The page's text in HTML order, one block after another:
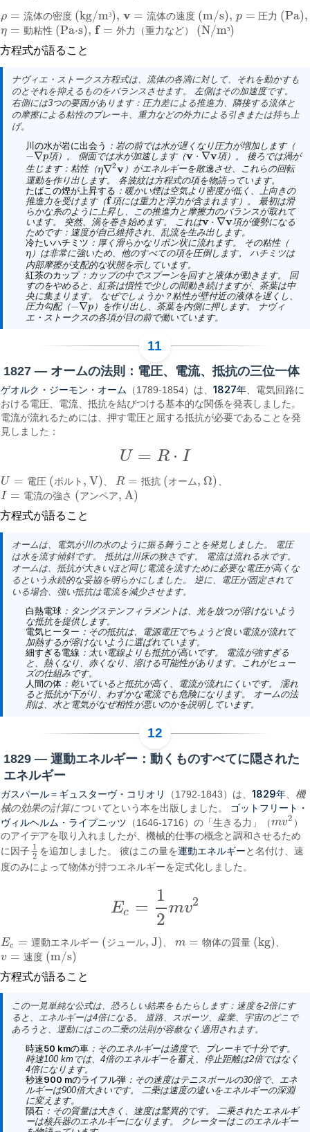
ρ = 流体の密度 (kg/m³),
ρ=流体の密度 (kg/m³), v = 流体の速度 (m/s),
v= 流体の速度 (m/s), p = 圧力 (Pa),
p=圧力 (Pa),
η = 動粘性 (Pa⋅s),
η=動粘性 (Pa·s), f = 外力 （重力など） (N/m³)
f= 外力（重力など） (N/m³)
方程式が語ること
ナヴィエ・ストークス方程式は、流体の各滴に対して、それを動かすも
のとそれを抑えるものをバランスさせます。 左側はその加速度です。
右側には3つの要因があります：圧力差による推進力、隣接する流体と
の摩擦による粘性のブレーキ、重力などの外力による引きまたは持ち上
げ。
川の水が岩に出会う ：岩の前では水が遅くなり圧力が増加します（
−∇p
−∇p 項）。 側面では水が加速します（v ⋅ ∇v
v⋅ ∇ v
項）。 後ろでは渦が
生じます：粘性（η∇2v
η∇2v
）がエネルギーを散逸させ、これらの回転
運動を作り出します。 各波紋は方程式の項を物語っています。
たばこの煙が上昇する ：暖かい煙は空気より密度が低く、上向きの
推進力を受けます（f
f 項には重力と浮力が含まれます）。 最初は滑
らかな糸のように上昇し、この推進力と摩擦力のバランスが取れて
います。 突然、渦を巻き始めます。 これはv ⋅ ∇v
v⋅ ∇ v
項が優勢になる
ためです：速度が自己維持され、乱流を生み出します。
冷たいハチミツ ：厚く滑らかなリボン状に流れます。 その粘性（
η
η ）は非常に強いため、他のすべての項を圧倒します。 ハチミツは
内部摩擦が支配的な状態を示しています。
紅茶のカップ：カップの中でスプーンを回すと液体が動きます。 回
すのをやめると、紅茶は慣性で少しの間動き続けますが、茶葉は中
央に集まります。 なぜでしょうか？粘性が壁付近の液体を遅くし、
圧力勾配（−∇p
−∇p
）を作り出し、茶葉を内側に押します。 ナヴィ
エ・ストークスの各項が目の前で働いています。
1827 — オームの法則：電圧、電流、抵抗の三位一体
ゲオルク・ジーモン・オーム （1789-1854）は、1827年、電気回路に
おける電圧、電流、抵抗を結びつける基本的な関係を発表しました。
電流が流れるためには、押す電圧と屈する抵抗が必要であることを発
見しました：
U = R ⋅ I
U= R⋅I
U = 電圧(ボルト , V)
U= 電圧 (ボルト, V) 、R = 抵抗(オーム, Ω)
R= 抵抗 (オーム, Ω) 、
I = 電流の強さ (アンペア, A)
I= 電流の強さ (アンペア, A)
方程式が語ること
オームは、電気が川の水のように振る舞うことを発見しました。 電圧
は水を流す傾斜です。 抵抗は川床の狭さです。 電流は流れる水です。
オームは、抵抗が大きいほど同じ電流を流すために必要な電圧が高くな
るという永続的な妥協を明らかにしました。 逆に、電圧が固定されて
いる場合、強い抵抗は電流を減少させます。
白熱電球：タングステンフィラメントは、光を放つが溶けないよう
な抵抗を提供します。
電気ヒーター ：その抵抗は、電源電圧でちょうど良い電流が流れて
加熱するが溶けないように選ばれています。
細すぎる電線 ：太い電線よりも抵抗が高いです。 電流が強すぎる
と、熱くなり、赤くなり、溶ける可能性があります。これがヒュー
ズの仕組みです。
人間の体：乾いていると抵抗が高く、電流が流れにくいです。 濡れ
ると抵抗が下がり、わずかな電流でも危険になります。 オームの法
則は、水と電気がなぜ相性が悪いのかを説明しています。
1829 — 運動エネルギー：動くものすべてに隠された
エネルギー
ガスパール＝ギュスターヴ・コリオリ （1792-1843）は、1829年
機
械の効果の計算についてという本を出版しました。 ゴットフリート・
ヴィルヘルム・ライプニッツ （1646-1716）の「生きる力」（mv2
mv2 ）
のアイデアを取り入れましたが、機械的仕事の概念と調和させるため
に因子 1
2
12を追加しました。 彼はこの量を運動エネルギーと名付け、速
度のみによって物体が持つエネルギーを定式化しました。
Ec =
1
2
mv2
Ec= 2mv2
Ec = 運動エネルギー (ジ ュ ール, J)
Ec= 運動エネルギー (ジュール, J) 、m = 物体の質量(kg)
m= 物体の質量 (kg)
v = 速度 (m/s)
v=速度 (m/s)
方程式が語ること
この一見単純な公式は、恐ろしい結果をもたらします： 速度を2倍にす
ると、エネルギーは4倍になる。 道路、スポーツ、産業、宇宙のどこで
あろうと、運動にはこの二乗の法則が容赦なく適用されます。
時速50 kmの車：そのエネルギーは適度で、ブレーキで十分です。
時速100 kmでは、4倍のエネルギーを蓄え、停止距離は2倍ではなく
4倍になります。
秒速900 mのライフル弾：その速度はテニスボールの30倍で、エネ
ルギーは900倍大きいです。 二乗は速度の違いをエネルギーの深淵
に変えます。
隕石：その質量は大きく、速度は驚異的です。 二乗されたエネルギ
ーは核兵器のエネルギーになります。 クレーターはこのエネルギー